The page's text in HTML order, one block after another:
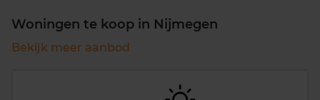
Woningen te koop in Nijmegen
Bekijk meer aanbod